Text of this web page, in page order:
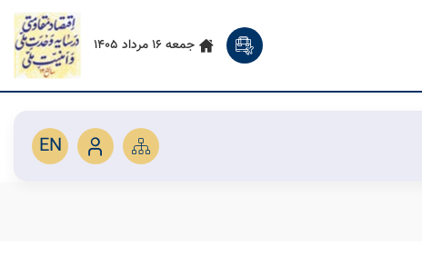
جمعه 16 مرداد 1405
EN